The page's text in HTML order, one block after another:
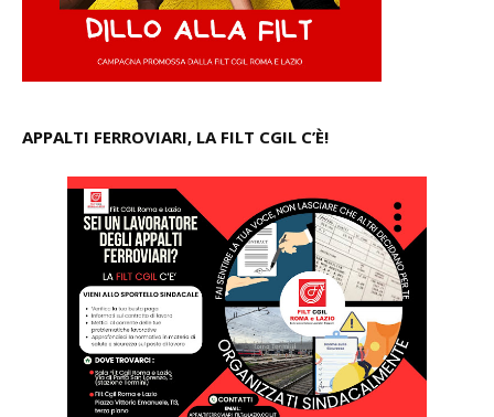
APPALTI FERROVIARI, LA FILT CGIL C’È!